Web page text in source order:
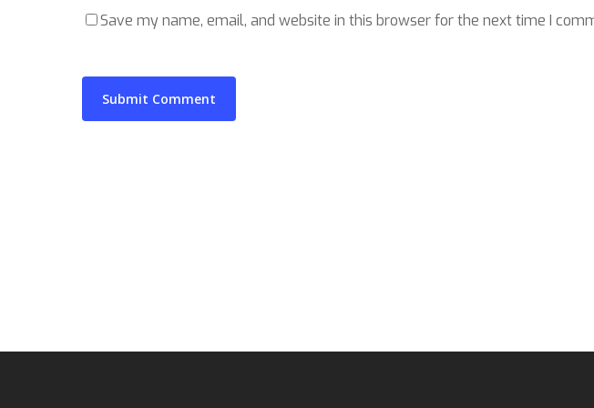
Save my name, email, and website in this browser for the next time I